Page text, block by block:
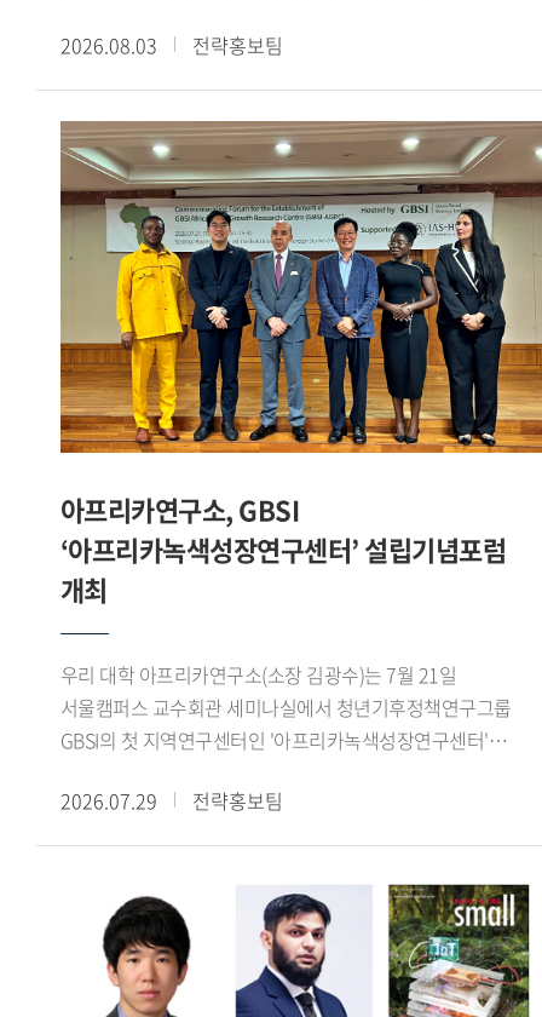
지적에 대해서는, 수교 발표 이전에 사전 통보 절차를 거쳤음을
과제를, 경제 분야에서는 최근의 대중 무역역조와 국민감정
악화라는 새로운 도전에 직면해 있다고 진단했다. 그는 앞으로
한중관계가 '화이부동(和而不同)'의 자세로 할 말은 하되
협력할 부분은 협력하는 방향으로 나아가야 하며, 한미동맹을
중시하는 동시에 중국과의 관계도 소홀히 해서는 안 된다고
강조하며 강연을 마쳤다.국제지역연구센터
HK+국가전략사업단은 '초국적 협력과 소통의 모색: 통일 환경
조성을 위한 북방 문화 접점 확인과 문화 허브의 구축'을
아젠다로 다양한 연구를 수행하고 있다. 사업단은 북방지역을
둘러싼 국제정세와 문화 외교 안보를 아우르는 학제적 연구를
콜로키움을 개최하여 연구 성과를 공유하고 정책적 함의를
논의하는 학술 교류의 장을 이어가고 있다. (문의:
HK+국가전략사업단 02-2173-3417)
Mosque Conflict'라는 제목의 발표를 통해 제주 예멘 난민
프레임이 달라지는 양상을 설명했다.제2세션에서는 Aichi
Gakuin University의 타카오 켄이치로(Takao Kenichiro)
교수가 'Global and Local Aspects of Islamophobia:
Comparison among the West, South Korea and
Japan'이라는 제목의 발표에서 테러나 치안 문제와 직접
연결되지 않은 채 형성되는 '테러 없는 이슬람혐오
(Islamophobia)' 현상에 대해 일본과 한국의 사례를 비교했다.
김은지 책임연구원은 'Representing Second-Generation
Arab Immigrants and Conditional Citizenship: A Study of
Multicultural Discourse in Korean Television Programs'라는
정체성과 소속 문제가 재현되는 방식을 분석하고, 이를 한국
사회의 국민 정체성과 다문화주의, 시민권의 경계와 연결하여
논의했다.Momoyama Gakuin University의 코이케 마코토
(Koike Makoto) 교수는 'Faith Across Borders: The
Transnational Expansion of Nahdlatul Ulama Networks in
East Asia'라는 제목의 발표에서 일본, 한국 대만에 형성
인도네시아 무슬림 공동체와 나흐다툴 울라마(Nahdatul
Ulama, 인도네시아에 기반을 둔 세계 최대 규모의 이슬람 단
이루어지는 숄라왓(Sholawat) 모임에 주목하여, 이러한 종교적
라운드테이블에서는 강원구 학술연구교수가 사회를 맡아
동아시아 무슬림의 이주와 정착, 정체성 및 사회적 수용에 관해
의견을 나눴으며, 향후 공동연구와 지속적인 학술 협력의
가능성을 모색했다. 해당 행사는 중동연구소 인문사회연구소
박사과정)을 초청하여, 서아시아 생태 접경지역과 티무르의
최하늘 선생이 번역한 피터 잭슨의 『칭기스 칸에서
티무르까지: 몽골 제국의 위기와 부흥』을 바탕으로,
서아시아의 생태환경과 교역망이 티무르 제국의 형성에 어떠한
토대를 제공했는지를 살펴보는 방식으로 진행됐다.강연에서는
먼저 농경과 유목이 병존하는 목농복합구역 의 역사적
중요성을 살펴보고, 아무다리야강 유역의 트란스옥시아나와
호라산에서 차가타이 울루스의 유목 엘리트와 정주민 사회가
밀접하게 연결되어 있었음을 설명했다. 이어 14세기 중반
차아다이 울루스의 분열 이후 티무르가 차가타이계 정치
질서와 칭기스 왕조의 권위를 활용해 세력을 확대하고, 훌레구
울루스의 옛 영역까지 포괄하는 대차가타이 울루스 를
교역로의 재편으로 아제르바이잔이 새로운 정치 경제 중심지로
성장하자, 티무르가 이곳에 장기간 주둔하면서 계절 이동과
도시 지배를 결합하고 교역망 정비와 수로 건설을 추진한
사실을 살펴보았다. 이를 통해 티무르의 서방 진출은 단순한
군사 정복이 아니라 유목 생활권과 도시, 농업 생산지, 장거리
교역로를 연결하는 정치적 네트워크의 구축 과정이었음을
확인할 수 있었다.이번 워크숍은 티무르 제국의 성립을
정복전쟁이나 개인의 군사적 역량만으로 설명하지 않고,
재편이라는 관점에서 새롭게 조망한 자리였다. 또한
제국의 형성과 운영에 미친 영향을 폭넓게 이해하는 뜻깊은
시간이 되었다.
2026.08.03 전략홍보팀
아프리카연구소, GBSI
‘아프리카녹색성장연구센터’ 설립기념포럼
개최
우리 대학 아프리카연구소(소장 김광수)는 7월 21일
서울캠퍼스 교수회관 세미나실에서 청년기후정책연구그룹
GBSI의 첫 지역연구센터인 '아프리카녹색성장연구센터'
아프리카 기후변화 대응 협력 방안을 모색하고 청년 세대의
역할을 논의하기 위해 마련됐으며, 주한 외교사절을 비롯한
참석해 다양한 의견을 나눴다.행사는 최영빈 GBSI 대표
(아프리카녹색성장연구센터장)의 개회사와 김광수
아프리카연구소장의 환영사로 시작됐다. 이어
주한아프리카외교단장인 샤픽 라사디(Chafik RACHADI)
2026.07.29 전략홍보팀